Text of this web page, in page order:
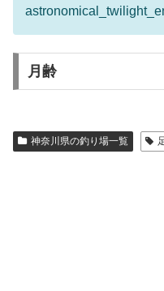
月齢
神奈川県の釣り場一覧